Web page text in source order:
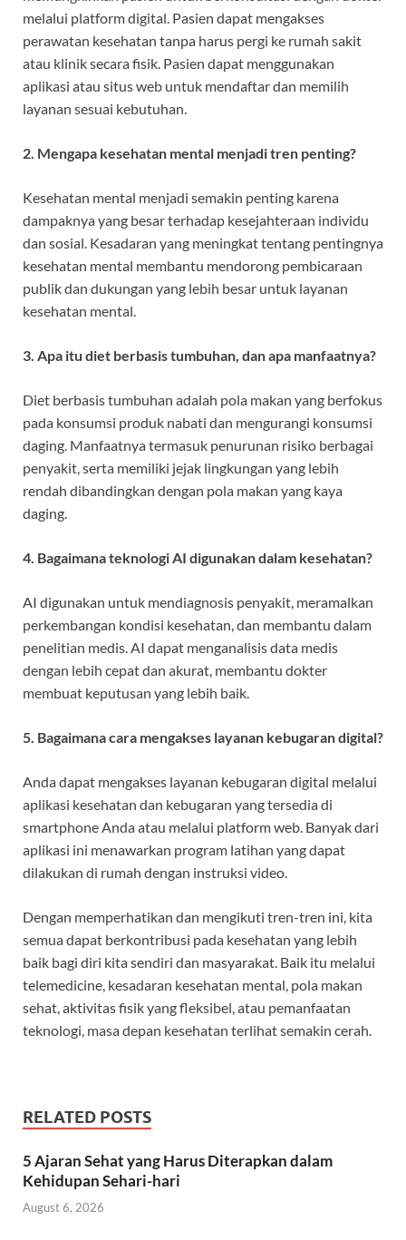
melalui platform digital. Pasien dapat mengakses
perawatan kesehatan tanpa harus pergi ke rumah sakit
atau klinik secara fisik. Pasien dapat menggunakan
aplikasi atau situs web untuk mendaftar dan memilih
layanan sesuai kebutuhan.
2. Mengapa kesehatan mental menjadi tren penting?
Kesehatan mental menjadi semakin penting karena
dampaknya yang besar terhadap kesejahteraan individu
dan sosial. Kesadaran yang meningkat tentang pentingnya
kesehatan mental membantu mendorong pembicaraan
publik dan dukungan yang lebih besar untuk layanan
kesehatan mental.
3. Apa itu diet berbasis tumbuhan, dan apa manfaatnya?
Diet berbasis tumbuhan adalah pola makan yang berfokus
pada konsumsi produk nabati dan mengurangi konsumsi
daging. Manfaatnya termasuk penurunan risiko berbagai
penyakit, serta memiliki jejak lingkungan yang lebih
rendah dibandingkan dengan pola makan yang kaya
daging.
4. Bagaimana teknologi AI digunakan dalam kesehatan?
AI digunakan untuk mendiagnosis penyakit, meramalkan
perkembangan kondisi kesehatan, dan membantu dalam
penelitian medis. AI dapat menganalisis data medis
dengan lebih cepat dan akurat, membantu dokter
membuat keputusan yang lebih baik.
5. Bagaimana cara mengakses layanan kebugaran digital?
Anda dapat mengakses layanan kebugaran digital melalui
aplikasi kesehatan dan kebugaran yang tersedia di
smartphone Anda atau melalui platform web. Banyak dari
aplikasi ini menawarkan program latihan yang dapat
dilakukan di rumah dengan instruksi video.
Dengan memperhatikan dan mengikuti tren-tren ini, kita
semua dapat berkontribusi pada kesehatan yang lebih
baik bagi diri kita sendiri dan masyarakat. Baik itu melalui
telemedicine, kesadaran kesehatan mental, pola makan
sehat, aktivitas fisik yang fleksibel, atau pemanfaatan
teknologi, masa depan kesehatan terlihat semakin cerah.
RELATED POSTS
5 Ajaran Sehat yang Harus Diterapkan dalam
Kehidupan Sehari-hari
August 6, 2026